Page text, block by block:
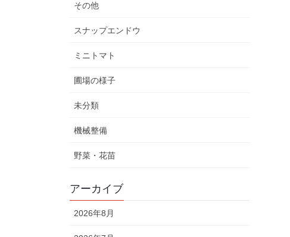
その他
スナップエンドウ
ミニトマト
圃場の様子
未分類
機械整備
野菜・花苗
アーカイブ
2026年8月